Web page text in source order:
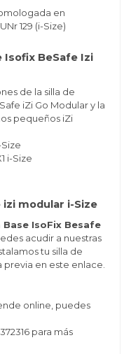
en
129 (i-Size)
Isofix BeSafe Izi
de la silla de
iZi Go Modular y la
pequeños iZi
i-Size
izi modular i-Size
IsoFix Besafe
acudir a nuestras
tu silla de
en este enlace.
online, puedes
para más